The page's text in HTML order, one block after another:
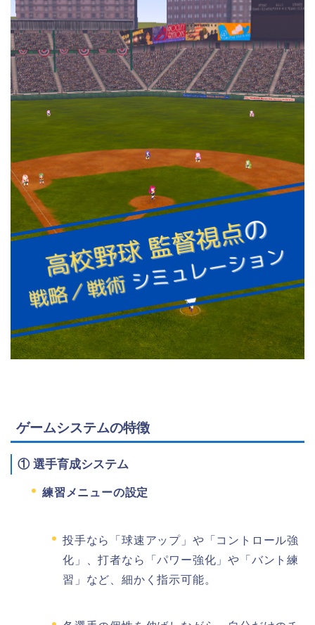
ゲームシステムの特徴
① 選手育成システム
練習メニューの設定
投手なら「球速アップ」や「コントロール強
化」、打者なら「パワー強化」や「バント練
習」など、細かく指示可能。